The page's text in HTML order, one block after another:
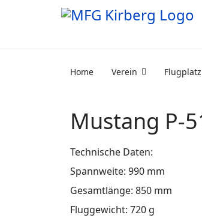
Home Verein Flugplatz
Mustang P-
Technische Daten:
Spannweite: 990 mm
Gesamtlänge: 850 mm
Fluggewicht: 720 g